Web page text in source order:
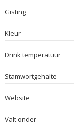
Gisting
Kleur
Drink temperatuur
Stamwortgehalte
Website
Valt onder